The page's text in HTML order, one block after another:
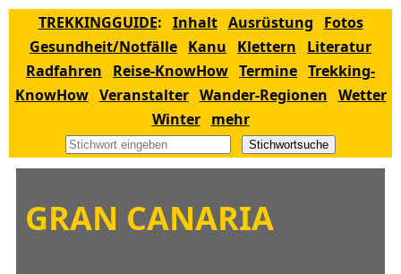
TREKKINGGUIDE: Inhalt Ausrüstung
Fotos
Gesundheit/Notfälle Kanu Klettern
Literatur
Radfahren
Reise-KnowHow Termine Trekking-
KnowHow Veranstalter Wander-Regionen Wetter
Winter
mehr
Stichwortsuche
GRAN CANARIA